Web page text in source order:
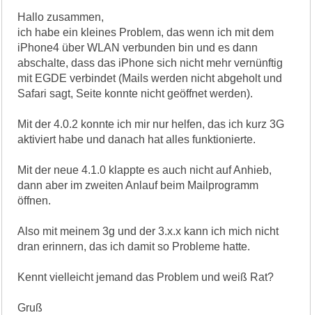
Hallo zusammen,
ich habe ein kleines Problem, das wenn ich mit dem
iPhone4 über WLAN verbunden bin und es dann
abschalte, dass das iPhone sich nicht mehr vernünftig
mit EGDE verbindet (Mails werden nicht abgeholt und
Safari sagt, Seite konnte nicht geöffnet werden).
Mit der 4.0.2 konnte ich mir nur helfen, das ich kurz 3G
aktiviert habe und danach hat alles funktionierte.
Mit der neue 4.1.0 klappte es auch nicht auf Anhieb,
dann aber im zweiten Anlauf beim Mailprogramm
öffnen.
Also mit meinem 3g und der 3.x.x kann ich mich nicht
dran erinnern, das ich damit so Probleme hatte.
Kennt vielleicht jemand das Problem und weiß Rat?
Gruß